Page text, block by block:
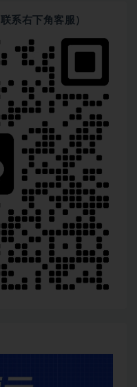
系右下角客服）